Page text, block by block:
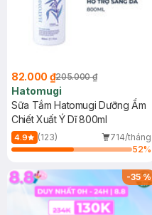
82.000 ₫205.000 ₫
Hatomugi
Sữa Tắm Hatomugi Dưỡng Ẩm
Chiết Xuất Ý Dĩ 800ml
4.9 (123)
714/tháng
52%
-35%